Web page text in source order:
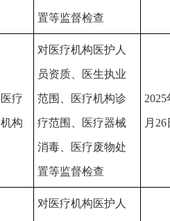
置等监督检查
医疗
机构
对医疗机构医护人
员资质、医生执业
范围、医疗机构诊
疗范围、医疗器械
消毒、医疗废物处
置等监督检查
2025
月26
对医疗机构医护人